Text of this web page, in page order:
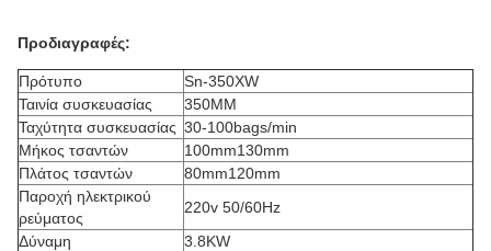
Προδιαγραφές:
Πρότυπο
Sn-350XW
Ταινία συσκευασίας
350MM
Ταχύτητα συσκευασίας 30-100bags/min
Μήκος τσαντών
100mm130mm
Πλάτος τσαντών
80mm120mm
Παροχή ηλεκτρικού
ρεύματος
220v 50/60Hz
Δύναμη
3.8KW